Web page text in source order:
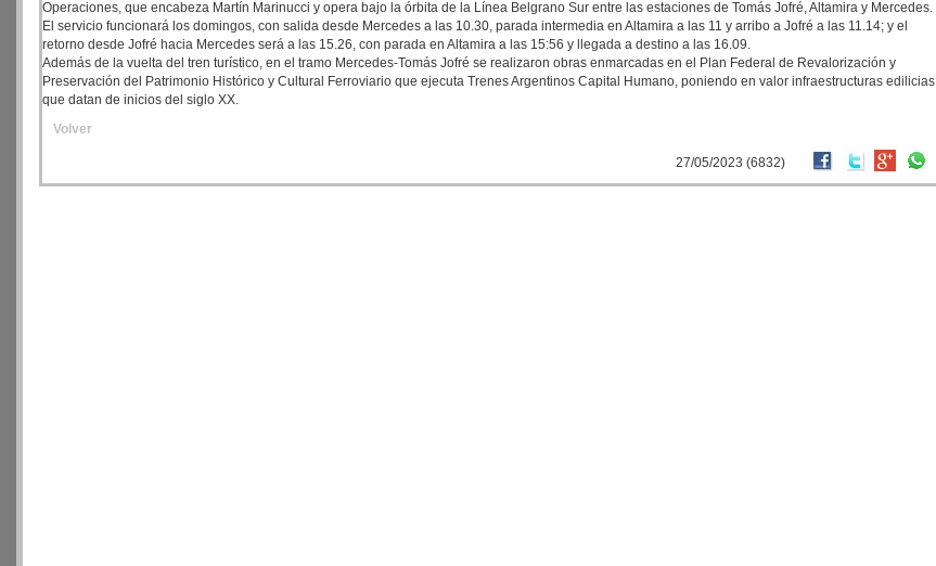
Operaciones, que encabeza Martín Marinucci y opera bajo la órbita de la Línea Belgrano Sur entre las estaciones de Tomás Jofré, Altamira y Mercedes.
El servicio funcionará los domingos, con salida desde Mercedes a las 10.30, parada intermedia en Altamira a las 11 y arribo a Jofré a las 11.14; y el
retorno desde Jofré hacia Mercedes será a las 15.26, con parada en Altamira a las 15:56 y llegada a destino a las 16.09.
Además de la vuelta del tren turístico, en el tramo Mercedes-Tomás Jofré se realizaron obras enmarcadas en el Plan Federal de Revalorización y
Preservación del Patrimonio Histórico y Cultural Ferroviario que ejecuta Trenes Argentinos Capital Humano, poniendo en valor infraestructuras edilicias
que datan de inicios del siglo XX.
Volver
27/05/2023 (6832)